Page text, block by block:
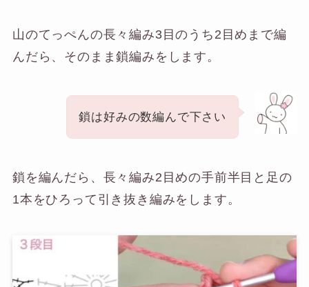
山のてっぺんの長々編み3目のうち2目めまで編
んだら、そのまま鎖編みをします。
鎖は好みの数編んで下さい
鎖を編んだら、長々編み2目めの手前半目と足の
1本をひろって引き抜き編みをします。